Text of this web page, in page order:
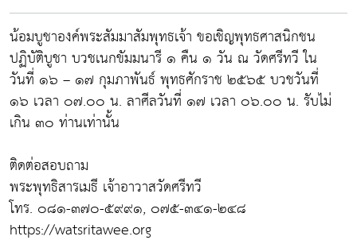
น้อมบูชาองค์พระสัมมาสัมพุทธเจ้า ขอเชิญพุทธศาสนิกชน
ปฏิบัติบูชา บวชเนกขัมมนารี ๑ คืน ๑ วัน ณ วัดศรีทวี ใน
วันที่ ๑๖ – ๑๗ กุมภาพันธ์ พุทธศักราช ๒๕๖๕ บวชวันที่
๑๖ เวลา ๐๗.๐๐ น. ลาศีลวันที่ ๑๗ เวลา ๐๖.๐๐ น. รับไม่
เกิน ๓๐ ท่านเท่านั้น
ติดต่อสอบถาม
พระพุทธิสารเมธี เจ้าอาวาสวัดศรีทวี
โทร. ๐๘๑-๓๗๐-๕๙๙๑, ๐๗๕-๓๔๑-๒๔๘
https://watsritawee.org